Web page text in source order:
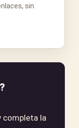
sin
completa la